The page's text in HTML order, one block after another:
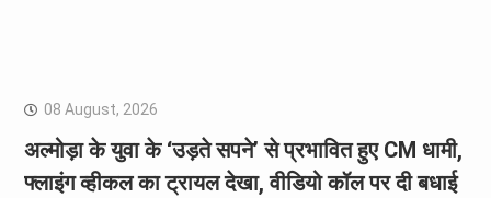
08 August, 2026
अल्मोड़ा के युवा के ‘उड़ते सपने’ से प्रभावित हुए CM धामी,
फ्लाइंग व्हीकल का ट्रायल देखा, वीडियो कॉल पर दी बधाई